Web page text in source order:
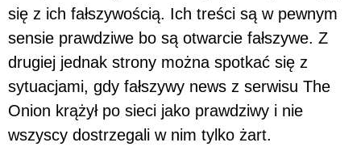
się z ich fałszywością. Ich treści są w pewnym
sensie prawdziwe bo są otwarcie fałszywe. Z
drugiej jednak strony można spotkać się z
sytuacjami, gdy fałszywy news z serwisu The
Onion krążył po sieci jako prawdziwy i nie
wszyscy dostrzegali w nim tylko żart.